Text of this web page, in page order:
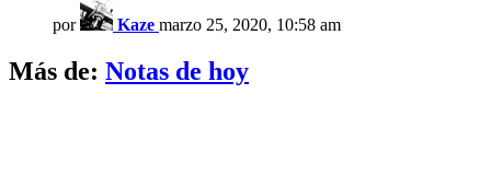
por Kaze marzo 25, 2020, 10:58 am
Más de: Notas de hoy